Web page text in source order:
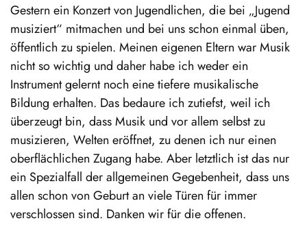
Gestern ein Konzert von Jugendlichen, die bei „Jugend
musiziert“ mitmachen und bei uns schon einmal üben,
öffentlich zu spielen. Meinen eigenen Eltern war Musik
nicht so wichtig und daher habe ich weder ein
Instrument gelernt noch eine tiefere musikalische
Bildung erhalten. Das bedaure ich zutiefst, weil ich
überzeugt bin, dass Musik und vor allem selbst zu
musizieren, Welten eröffnet, zu denen ich nur einen
oberflächlichen Zugang habe. Aber letztlich ist das nur
ein Spezialfall der allgemeinen Gegebenheit, dass uns
allen schon von Geburt an viele Türen für immer
verschlossen sind. Danken wir für die offenen.